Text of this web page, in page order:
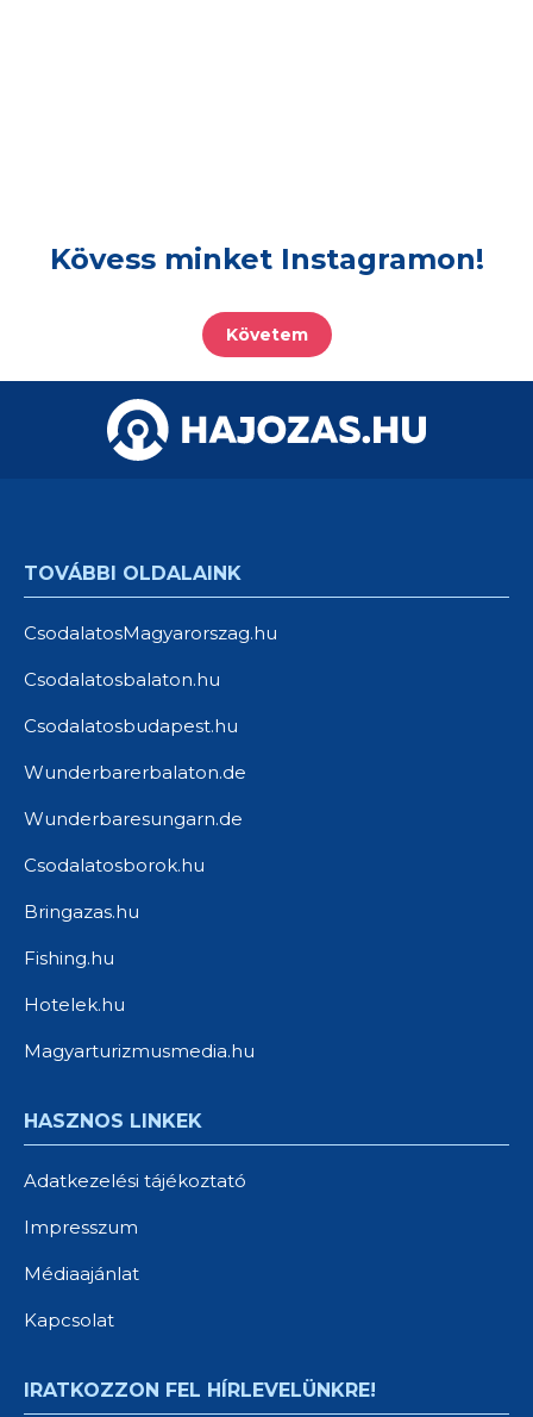
Kövess minket Instagramon!
Követem
TOVÁBBI OLDALAINK
CsodalatosMagyarorszag.hu
Csodalatosbalaton.hu
Csodalatosbudapest.hu
Wunderbarerbalaton.de
Wunderbaresungarn.de
Csodalatosborok.hu
Bringazas.hu
Fishing.hu
Hotelek.hu
Magyarturizmusmedia.hu
HASZNOS LINKEK
Adatkezelési tájékoztató
Impresszum
Médiaajánlat
Kapcsolat
IRATKOZZON FEL HÍRLEVELÜNKRE!